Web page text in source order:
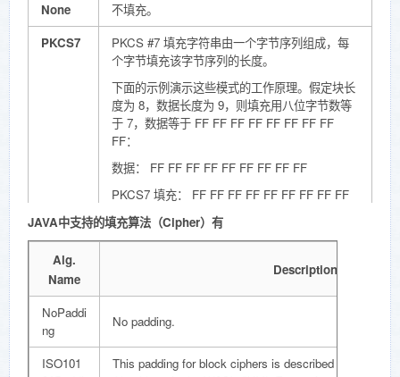
None
不填充。
PKCS7
PKCS #7 填充字符串由一个字节序列组成，每
个字节填充该字节序列的长度。
下面的示例演示这些模式的工作原理。假定块长
度为 8，数据长度为 9，则填充用八位字节数等
于 7，数据等于 FF FF FF FF FF FF FF FF
FF：
数据： FF FF FF FF FF FF FF FF FF
PKCS7 填充： FF FF FF FF FF FF FF FF FF
07 07 07 07 07 07 07
Zeros
JAVA中支持的填充算法（Cipher）有
Alg.
Name
Description
NoPaddi
ng
No padding.
ISO101
This padding for block ciphers is described in
5.2